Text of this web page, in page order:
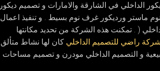
الداخلي في الشارقة والامارات و تصميم ديكور
ماستر ورديكور غرف نوم بسيط . و تنفيذ اعمال
( . تمكنت هذه الشركة من تحديد مكانتها
شركة راضي للتصميم الداخلي كان لها نشاط متألق
و التصميم الداخلي مودرن و تصميم مساحات